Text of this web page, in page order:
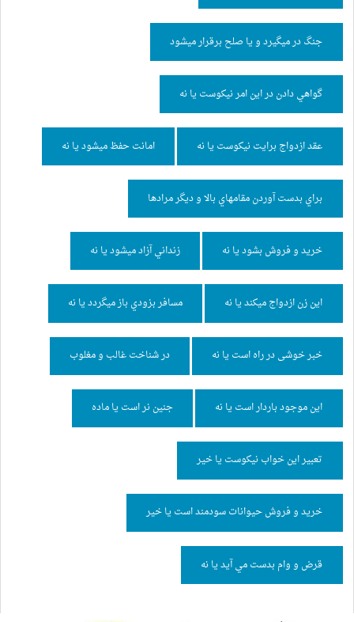
نظرات شما
تاریخچه
درباره ما
جنگ در ميگيرد و يا صلح برقرار ميشود
گواهي دادن در اين امر نيكوست يا نه
عقد ازدواج برايت نيكوست يا نه امانت حفظ ميشود يا نه
براي بدست آوردن مقامهاي بالا و ديگر مرادها
خريد و فروش بشود يا نه زنداني آزاد ميشود يا نه
اين زن ازدواج ميكند يا نه مسافر بزودي باز ميگردد يا نه
خبر خوشی در راه است یا نه در شناخت غالب و مغلوب
اين موجود باردار است يا نه جنين نر است يا ماده
تعبير اين خواب نيكوست يا خير
خريد و فروش حيوانات سودمند است يا خير
قرض و وام بدست مي آيد يا نه